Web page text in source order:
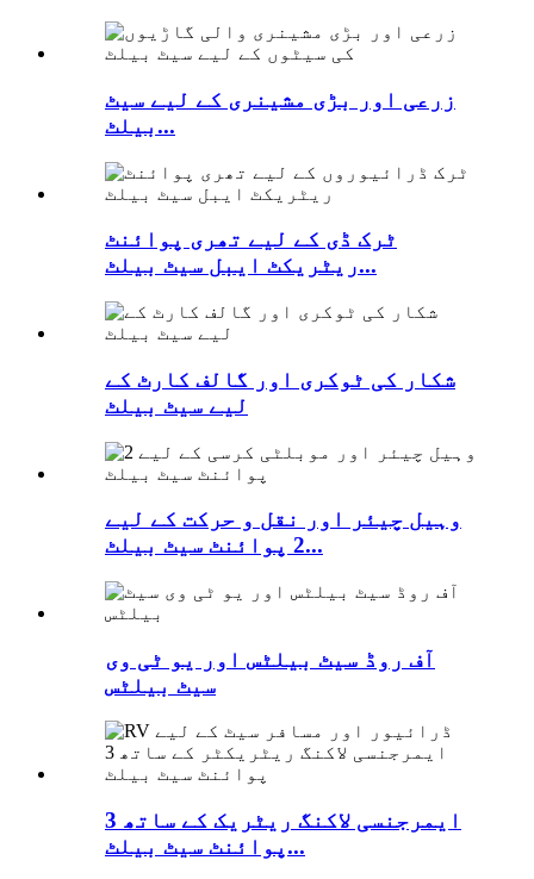
زرعی اور بڑی مشینری کے لیے سیٹ
بیلٹ...
ٹرک ڈی کے لیے تھری پوائنٹ
ریٹریکٹ ایبل سیٹ بیلٹ...
شکار کی ٹوکری اور گالف کارٹ کے
لیے سیٹ بیلٹ
وہیل چیئر اور نقل و حرکت کے لیے
2 پوائنٹ سیٹ بیلٹ...
آف روڈ سیٹ بیلٹس اور یو ٹی وی
سیٹ بیلٹس
ایمرجنسی لاکنگ ریٹریک کے ساتھ 3
پوائنٹ سیٹ بیلٹ...